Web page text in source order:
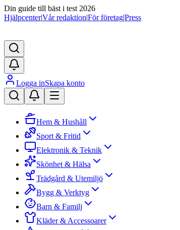
Din guide till bäst i test 2026
Hjälpcenter|Vår redaktion|För företag|Press
Logga inSkapa konto
Hem & Hushåll
Sport & Fritid
Elektronik & Teknik
Skönhet & Hälsa
Trädgård & Utemiljö
Bygg & Verktyg
Barn & Familj
Kläder & Accessoarer